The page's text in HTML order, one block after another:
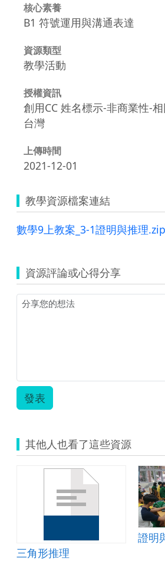
核心素養
B1 符號運用與溝通表達
資源類型
教學活動
授權資訊
創用CC 姓名標示-非商業性-
台灣
上傳時間
2021-12-01
教學資源檔案連結
數學9上教案_3-1證明與推理.zip
資源評論或心得分享
發表
其他人也看了這些資源
三角形推理
證明